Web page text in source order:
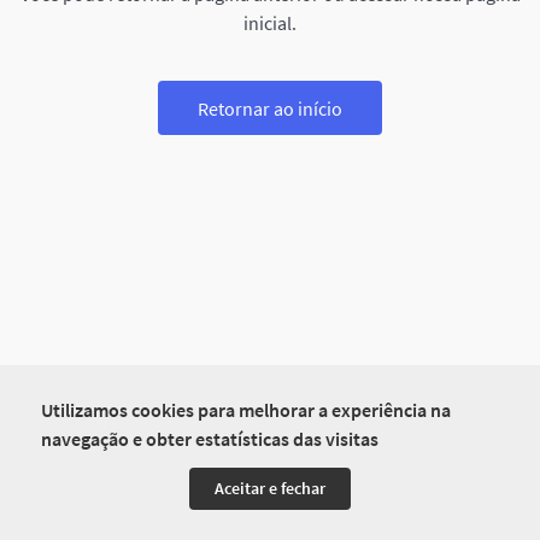
Utilizamos cookies para melhorar a experiência na
navegação e obter estatísticas das visitas
Aceitar e fechar
inicial.
Retornar ao início